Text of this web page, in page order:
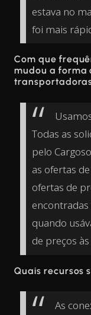
estava no
foi mais
Com que
mudou a forma
Todas as
pelo
as ofertas
ofertas de
quando
de preços
Quais recursos
As